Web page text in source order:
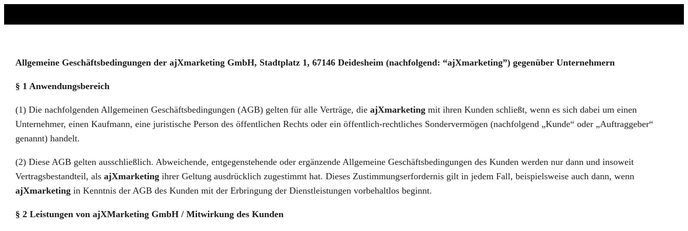
Allgemeine Geschäftsbedingungen der ajXmarketing GmbH, Stadtplatz 1, 67146 Deidesheim (nachfolgend: “ajXmarketing”) gegenüber Unternehmern
§ 1 Anwendungsbereich
(1) Die nachfolgenden Allgemeinen Geschäftsbedingungen (AGB) gelten für alle Verträge, die ajXmarketing mit ihren Kunden schließt, wenn es sich dabei um einen
Unternehmer, einen Kaufmann, eine juristische Person des öffentlichen Rechts oder ein öffentlich-rechtliches Sondervermögen (nachfolgend „Kunde“ oder „Auftraggeber“
genannt) handelt.
(2) Diese AGB gelten ausschließlich. Abweichende, entgegenstehende oder ergänzende Allgemeine Geschäftsbedingungen des Kunden werden nur dann und insoweit
Vertragsbestandteil, als ajXmarketing ihrer Geltung ausdrücklich zugestimmt hat. Dieses Zustimmungserfordernis gilt in jedem Fall, beispielsweise auch dann, wenn
ajXmarketing in Kenntnis der AGB des Kunden mit der Erbringung der Dienstleistungen vorbehaltlos beginnt.
§ 2 Leistungen von ajXMarketing GmbH / Mitwirkung des Kunden